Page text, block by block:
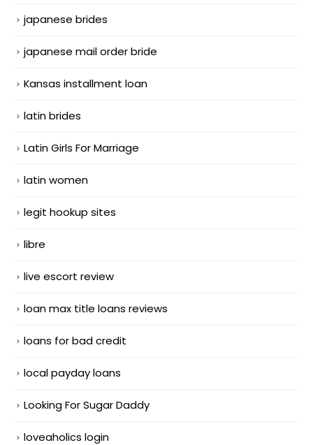
japanese brides
japanese mail order bride
Kansas installment loan
latin brides
Latin Girls For Marriage
latin women
legit hookup sites
libre
live escort review
loan max title loans reviews
loans for bad credit
local payday loans
Looking For Sugar Daddy
loveaholics login